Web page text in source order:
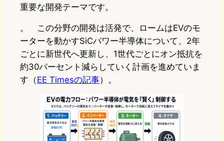
重要な開発テーマです。
。 この分野の開発は活発で、ロームはEVのモ
ーターを動かすSiCパワー半導体について、2年
ごとに新世代へ更新し、1世代ごとにオン抵抗を
約30パーセント減らしていく計画を進めていま
す（EE Timesの記事）。